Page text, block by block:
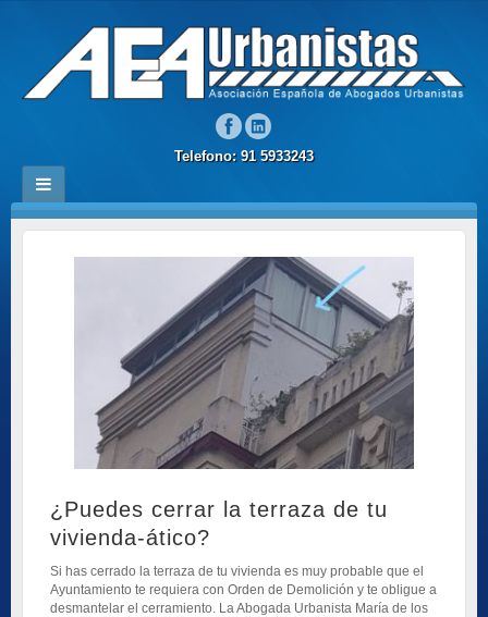
Telefono: 91 5933243
¿Puedes cerrar la terraza de tu
vivienda-ático?
Si has cerrado la terraza de tu vivienda es muy probable que el
Ayuntamiento te requiera con Orden de Demolición y te obligue a
desmantelar el cerramiento. La Abogada Urbanista María de los